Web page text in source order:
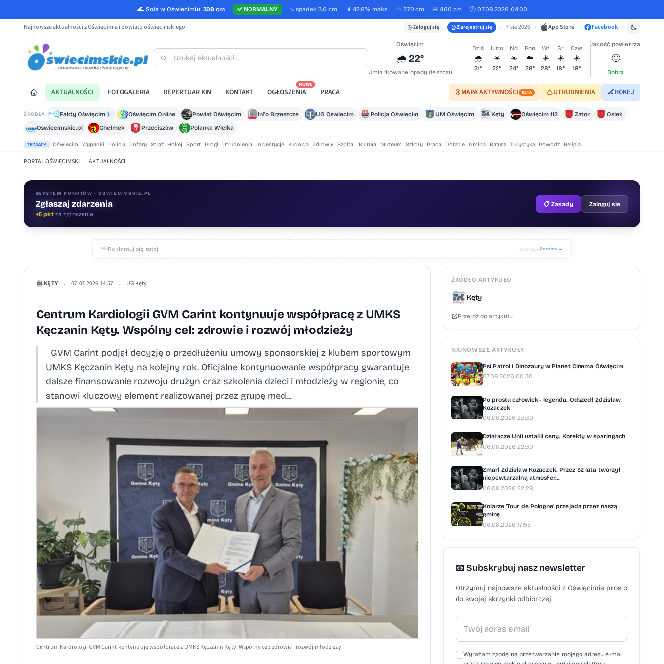
🌊 Soła w Oświęcimiu: 309 cm ✅NORMALNY ↘️spadek3.0 cm 📊 42.6% maks. ⚠️ 370 cm 🚨 460 cm 🕐 07.08.2026 04:00
Najnowsze aktualności z Oświęcimia i powiatu oświęcimskiego Zaloguj się Zarejestruj się • 7 sie 2026 • App Store • Facebook •
Oświęcim
🌧️ 22°
Umiarkowane opady deszczu
Dziś
🌧️
21°
Jutro
☀️
22°
Nd
☀️
24°
Pon
☁️
28°
Wt
☀️
28°
Śr
☀️
18°
Czw
☀️
18°
Jakość powietrza
🙂
Dobra
AKTUALNOŚCI FOTOGALERIA REPERTUAR KIN KONTAKT OGŁOSZENIA
NOWE
PRACA MAPA AKTYWNOŚCI BETA UTRUDNIENIA 🏒HOKEJ
ŹRÓDŁA Fakty Oświęcim 1 Oświęcim Online Powiat Oświęcim Info Brzeszcze UG Oświęcim Policja Oświęcim UM Oświęcim Kęty Oświęcim 112 Zator
Osiek
Oswiecimskie.pl
Chełmek Przeciszów Polanka Wielka
TEMATY Oświęcim Wypadki Policja Pożary Straż Hokej Sport Drogi Utrudnienia Inwestycje Budowa Zdrowie Szpital Kultura Muzeum Szkoły Praca Dotacje Gmina Ratusz Turystyka Powódź Religia
PORTAL OŚWIĘCIMSKI | AKTUALNOŚCI
SYSTEM PUNKTÓW · OSWIECIMSKIE.PL
Zgłaszaj zdarzenia
+5 pkt za zgłoszenie
Oceniaj treści
+1 pktza ocenę
📋 Zasady Zaloguj się
📢Reklamuj się tutaj 970×250Zamów →
KĘTY • 07.07.2026 14:57 • UG Kęty
Centrum Kardiologii GVM Carint kontynuuje współpracę z UMKS
Kęczanin Kęty. Wspólny cel: zdrowie i rozwój młodzieży
GVM Carint podjął decyzję o przedłużeniu umowy sponsorskiej z klubem sportowym
UMKS Kęczanin Kęty na kolejny rok. Oficjalne kontynuowanie współpracy gwarantuje
dalsze finansowanie rozwoju drużyn oraz szkolenia dzieci i młodzieży w regionie, co
stanowi kluczowy element realizowanej przez grupę med...
Centrum Kardiologii GVM Carint kontynuuje współpracę z UMKS Kęczanin Kęty. Wspólny cel: zdrowie i rozwój młodzieży
ŹRÓDŁO ARTYKUŁU
Kęty
Przejdź do artykułu
NAJNOWSZE ARTYKUŁY
Psi Patrol i Dinozaury w Planet Cinema Oświęcim
07.08.2026 00:30
Po prostu człowiek - legenda. Odszedł Zdzisław
Kozaczek
06.08.2026 23:30
Działacze Unii ustalili ceny. Korekty w sparingach
06.08.2026 22:30
Zmarł Zdzisław Kozaczek. Przez 32 lata tworzył
niepowtarzalną atmosfer...
06.08.2026 22:28
Kolarze ‘Tour de Pologne’ przejadą przez naszą
gminę
06.08.2026 17:55
📧 Subskrybuj nasz newsletter
Otrzymuj najnowsze aktualności z Oświęcimia prosto
do swojej skrzynki odbiorczej.
Wyrażam zgodę na przetwarzanie mojego adresu e-mail